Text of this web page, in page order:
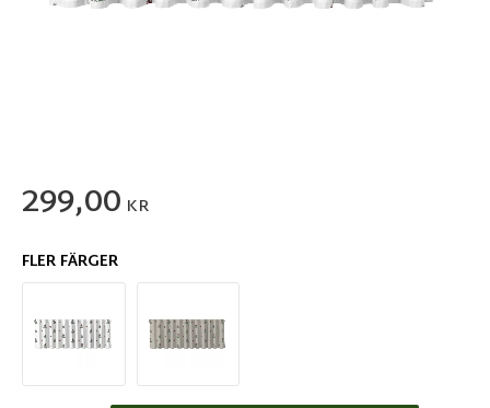
299,00 KR
FLER FÄRGER